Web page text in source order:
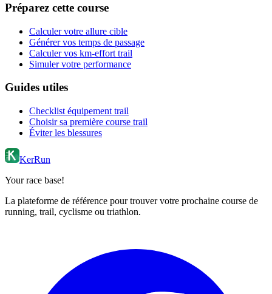
Préparez cette course
Calculer votre allure cible
Générer vos temps de passage
Calculer vos km-effort trail
Simuler votre performance
Guides utiles
Checklist équipement trail
Choisir sa première course trail
Éviter les blessures
KerRun
Your race base!
La plateforme de référence pour trouver votre prochaine course de
running, trail, cyclisme ou triathlon.